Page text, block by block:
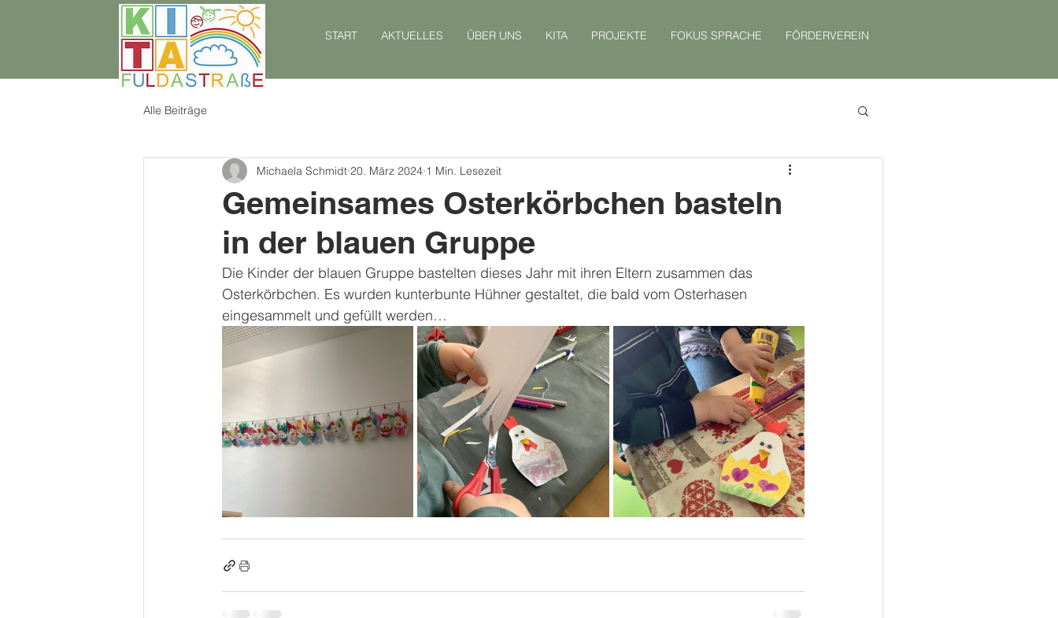
START AKTUELLES ÜBER UNS KITA PROJEKTE FOKUS SPRACHE FÖRDERVEREIN
Alle Beiträge
Gemeinsames Osterkörbchen basteln
in der blauen Gruppe
Michaela Schmidt 20. März 2024 1 Min. Lesezeit
Die Kinder der blauen Gruppe bastelten dieses Jahr mit ihren Eltern zusammen das
Osterkörbchen. Es wurden kunterbunte Hühner gestaltet, die bald vom Osterhasen
eingesammelt und gefüllt werden…